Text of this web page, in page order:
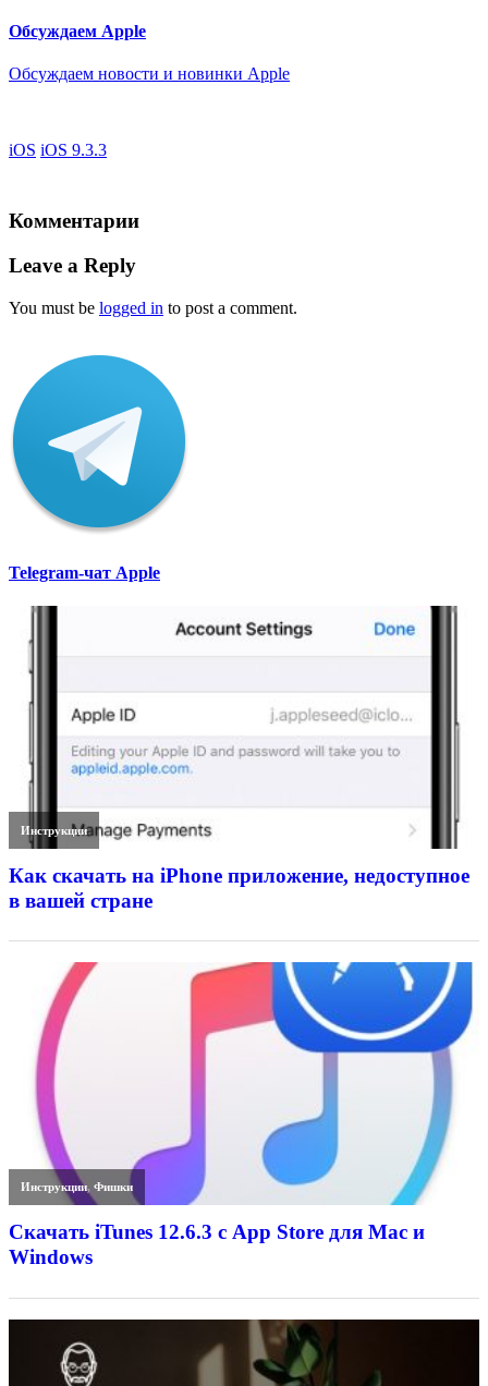
Обсуждаем Apple
Обсуждаем новости и новинки Apple
iOS iOS 9.3.3
Комментарии
Leave a Reply
You must be logged in to post a comment.
Telegram-чат Apple
Инструкции
Как скачать на iPhone приложение, недоступное
в вашей стране
Инструкции,Фишки
Скачать iTunes 12.6.3 с App Store для Mac и
Windows